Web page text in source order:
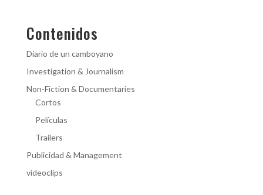
Contenidos
Diario de un camboyano
Investigation & Journalism
Non-Fiction & Documentaries
Cortos
Películas
Trailers
Publicidad & Management
videoclips